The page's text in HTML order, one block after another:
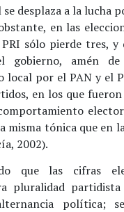
desplaza a la lucha
en las
sólo pierde tres, y
amén de
local por el PAN y el
en los que
tónica que en
2002).
que las cifras
pluralidad
política;